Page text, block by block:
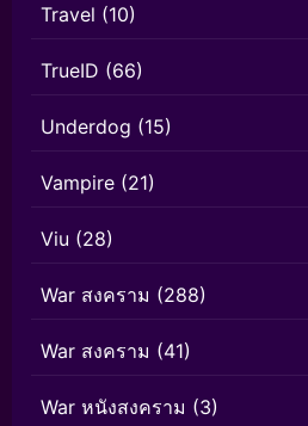
Travel (10)
TrueID (66)
Underdog (15)
Vampire (21)
Viu (28)
War สงคราม (288)
War สงคราม (41)
War หนังสงคราม (3)